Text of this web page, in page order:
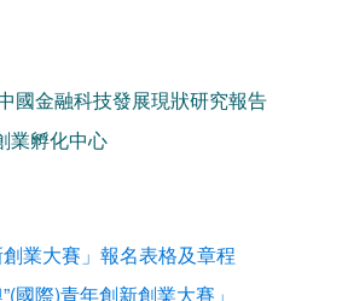
國金融科技發展現狀研究報告
業孵化中心
創業大賽」報名表格及章程
國際)青年創新創業大賽」